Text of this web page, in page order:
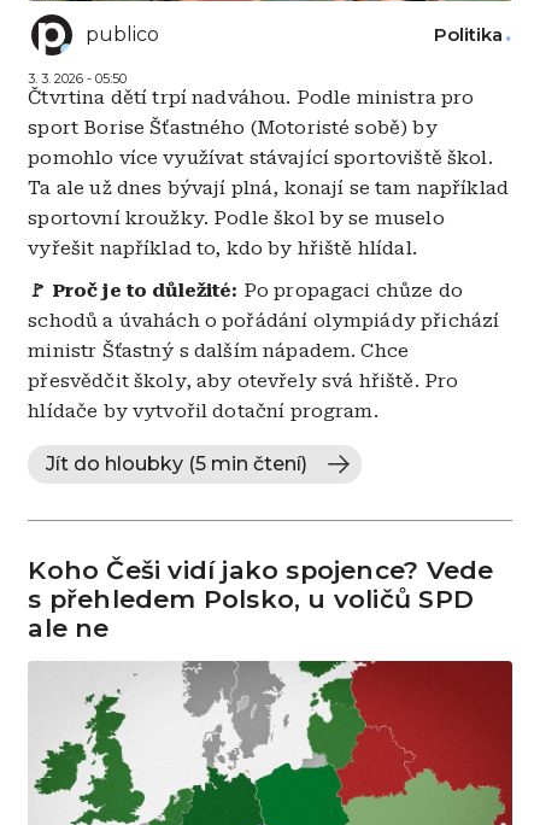
publico
3. 3. 2026 - 05:50
Politika
Čtvrtina dětí trpí nadváhou. Podle ministra pro
sport Borise Šťastného (Motoristé sobě) by
pomohlo více využívat stávající sportoviště škol.
Ta ale už dnes bývají plná, konají se tam například
sportovní kroužky. Podle škol by se muselo
vyřešit například to, kdo by hřiště hlídal.
🚩 Proč je to důležité: Po propagaci chůze do
schodů a úvahách o pořádání olympiády přichází
ministr Šťastný s dalším nápadem. Chce
přesvědčit školy, aby otevřely svá hřiště. Pro
hlídače by vytvořil dotační program.
Jít do hloubky (5 min čtení)
Koho Češi vidí jako spojence? Vede
s přehledem Polsko, u voličů SPD
ale ne